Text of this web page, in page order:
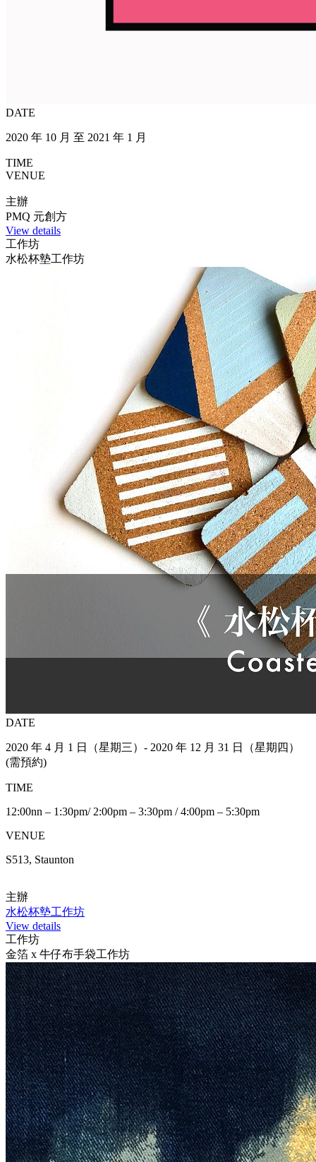
DATE
2020 年 10 月 至 2021 年 1 月
TIME
VENUE
主辦
PMQ 元創方
View details
工作坊
水松杯墊工作坊
DATE
2020 年 4 月 1 日（星期三）- 2020 年 12 月 31 日（星期四）
(需預約)
TIME
12:00nn – 1:30pm/ 2:00pm – 3:30pm / 4:00pm – 5:30pm
VENUE
S513, Staunton
主辦
水松杯墊工作坊
View details
工作坊
金箔 x 牛仔布手袋工作坊